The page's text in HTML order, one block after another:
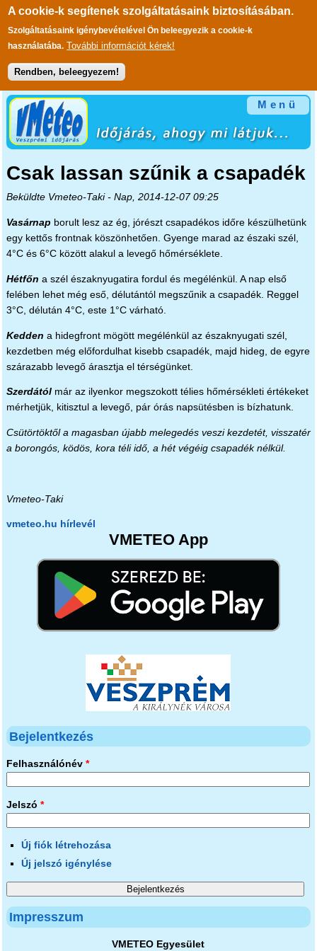
A cookie-k segítenek szolgáltatásaink biztosításában.
Szolgáltatásaink igénybevételével Ön beleegyezik a cookie-k
használatába. További információt kérek!
Rendben, beleegyezem!
Ugrás a tartalomra
Menü
Csak lassan szűnik a csapadék
Beküldte Vmeteo-Taki- Nap, 2014-12-07 09:25
Vasárnap borult lesz az ég, jórészt csapadékos időre készülhetünk
egy kettős frontnak köszönhetően. Gyenge marad az északi szél,
4°C és 6°C között alakul a levegő hőmérséklete.
Hétfőn a szél északnyugatira fordul és megélénkül. A nap első
felében lehet még eső, délutántól megszűnik a csapadék. Reggel
3°C, délután 4°C, este 1°C várható.
Kedden a hidegfront mögött megélénkül az északnyugati szél,
kezdetben még előfordulhat kisebb csapadék, majd hideg, de egyre
szárazabb levegő árasztja el térségünket.
Szerdátólmár az ilyenkor megszokott télies hőmérsékleti értékeket
mérhetjük, kitisztul a levegő, pár órás napsütésben is bízhatunk.
Csütörtöktől a magasban újabb melegedés veszi kezdetét, visszatér
a borongós, ködös, kora téli idő, a hét végéig csapadék nélkül.
Vmeteo-Taki
vmeteo.hu hírlevél
VMETEO App
Bejelentkezés
Felhasználónév *
Jelszó *
Új fiók létrehozása
Új jelszó igénylése
Impresszum
VMETEO Egyesület